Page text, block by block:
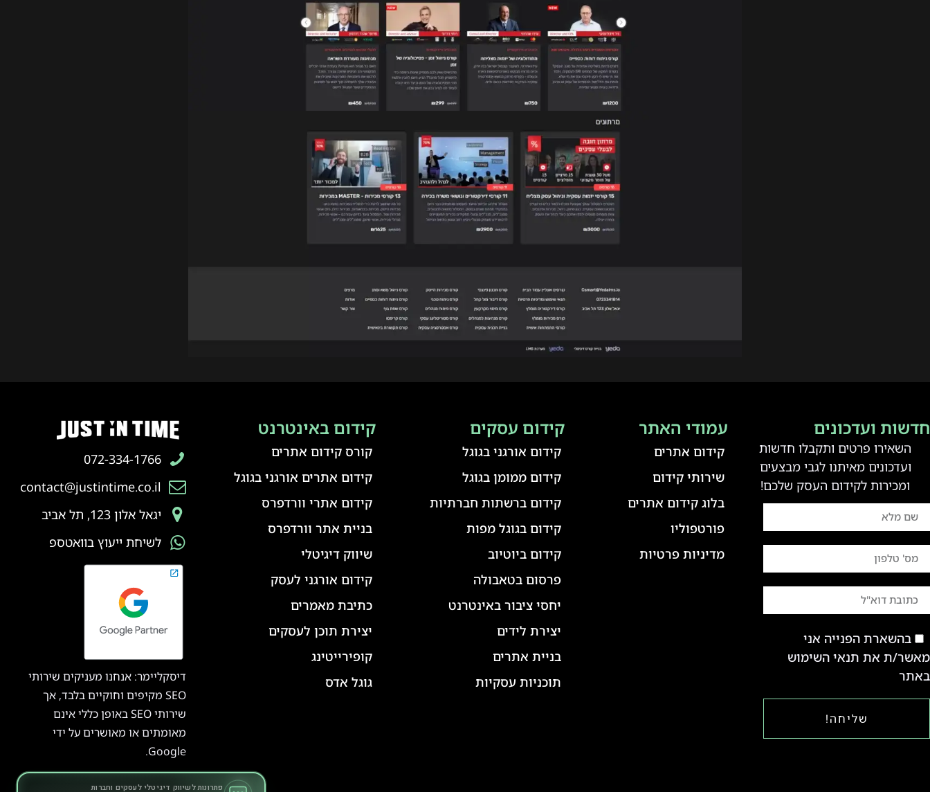
072-334-1766
contact@justintime.co.il
יגאל אלון 123, תל אביב
לשיחת ייעוץ בוואטספ
דיסקליימר: אנחנו מעניקים שירותי
SEO מקיפים וחוקיים בלבד, אך
שירותי SEO באופן כללי אינם
מאומתים או מאושרים על ידי
Google.
קידום באינטרנט
קורס קידום אתרים
קידום אתרים אורגני בגוגל
קידום אתרי וורדפרס
בניית אתר וורדפרס
שיווק דיגיטלי
קידום אורגני לעסק
כתיבת מאמרים
יצירת תוכן לעסקים
קופירייטינג
גוגל אדס
קידום עסקים
קידום אורגני בגוגל
קידום ממומן בגוגל
קידום ברשתות חברתיות
קידום בגוגל מפות
קידום ביוטיוב
פרסום בטאבולה
יחסי ציבור באינטרנט
יצירת לידים
בניית אתרים
תוכניות עסקיות
עמודי האתר
קידום אתרים
שירותי קידום
בלוג קידום אתרים
פורטפוליו
מדיניות פרטיות
חדשות ועדכונים
השאירו פרטים ותקבלו חדשות
ועדכונים מאיתנו לגבי מבצעים
ומכירות לקידום העסק שלכם!
בהשארת הפנייה אני
מאשר/ת את תנאי השימוש
באתר
שליחה!
פתרונות לשיווק דיגיטלי לעסקים וחברות